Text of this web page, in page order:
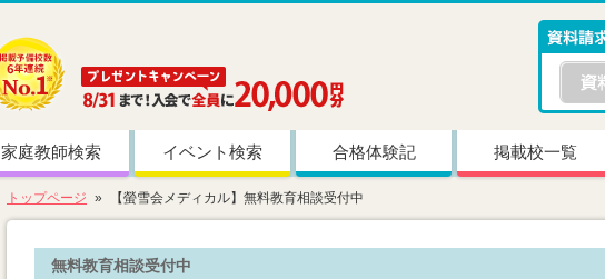
家庭教師検索 イベント検索 合格体験記 掲載校一覧
トップページ 【螢雪会メディカル】無料教育相談受付中
無料教育相談受付中